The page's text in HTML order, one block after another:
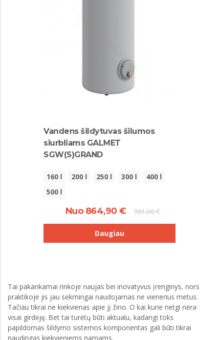
Vandens šildytuvas šilumos
siurbliams GALMET
SGW(S)GRAND
160 l 200 l 250 l 300 l
400 l
500 l
Nuo 864,90 € 961,00 €
Daugiau
Tai pakankamai rinkoje naujas bei inovatyvus įrenginys, nors
praktikoje jis jau sėkmingai naudojamas ne vienerius metus.
Tačiau tikrai ne kiekvienas apie jį žino. O kai kurie netgi nėra
visai girdėję. Bet tai turėtų būti aktualu, kadangi toks
papildomas šildymo sistemos komponentas gali būti tikrai
naudingas kiekvieniems namams.